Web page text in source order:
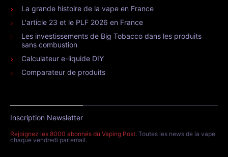
La grande histoire de la vape en France
L'article 23 et le PLF 2026 en France
Les investissements de Big Tobacco dans les produits
sans combustion
Calculateur e-liquide DIY
Comparateur de produits
Inscription Newsletter
Rejoignez les 8000 abonnés du Vaping Post. Toutes les news de la vape
chaque vendredi par email.